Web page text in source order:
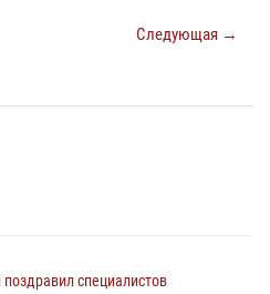
Следующая →
специалистов